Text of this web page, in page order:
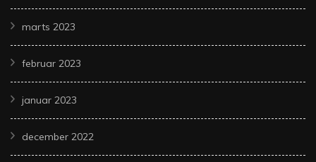
marts 2023
februar 2023
januar 2023
december 2022